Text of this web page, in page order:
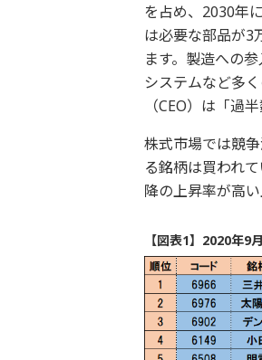
を占め、2030年
は必要な部品が3
ます。製造への
システムなど多
（CEO）は「過
株式市場では競
る銘柄は買われ
降の上昇率が高
【図表1】2020年9